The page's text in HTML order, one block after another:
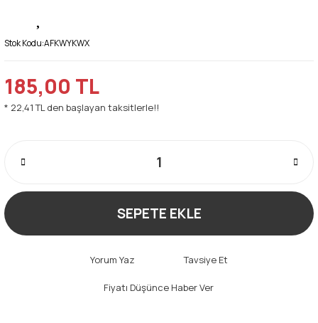
Stok Kodu:AFKWYKWX
185,00 TL
* 22,41 TL den başlayan taksitlerle!!
SEPETE EKLE
Yorum Yaz Tavsiye Et
Fiyatı Düşünce Haber Ver